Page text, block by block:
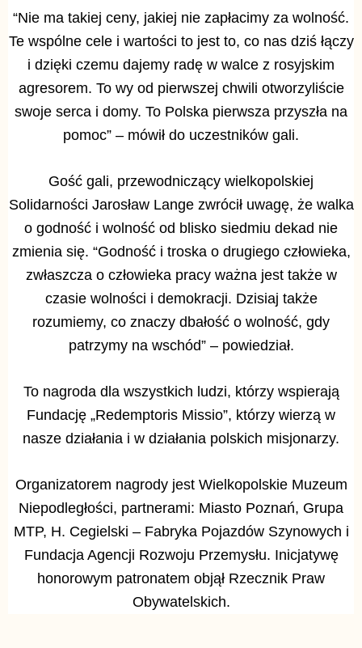
“Nie ma takiej ceny, jakiej nie zapłacimy za wolność.
Te wspólne cele i wartości to jest to, co nas dziś łączy
i dzięki czemu dajemy radę w walce z rosyjskim
agresorem. To wy od pierwszej chwili otworzyliście
swoje serca i domy. To Polska pierwsza przyszła na
pomoc” – mówił do uczestników gali.
Gość gali, przewodniczący wielkopolskiej
Solidarności Jarosław Lange zwrócił uwagę, że walka
o godność i wolność od blisko siedmiu dekad nie
zmienia się. “Godność i troska o drugiego człowieka,
zwłaszcza o człowieka pracy ważna jest także w
czasie wolności i demokracji. Dzisiaj także
rozumiemy, co znaczy dbałość o wolność, gdy
patrzymy na wschód” – powiedział.
To nagroda dla wszystkich ludzi, którzy wspierają
Fundację „Redemptoris Missio”, którzy wierzą w
nasze działania i w działania polskich misjonarzy.
Organizatorem nagrody jest Wielkopolskie Muzeum
Niepodległości, partnerami: Miasto Poznań, Grupa
MTP, H. Cegielski – Fabryka Pojazdów Szynowych i
Fundacja Agencji Rozwoju Przemysłu. Inicjatywę
honorowym patronatem objął Rzecznik Praw
Obywatelskich.